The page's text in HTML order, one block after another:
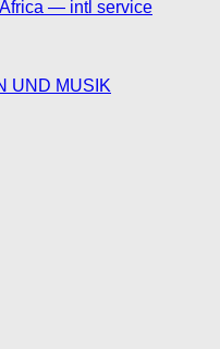
— intl service
UND MUSIK